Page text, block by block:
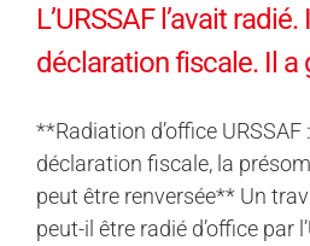
L’URSSAF l’avait
déclaration fiscale. Il a
**Radiation d’office
déclaration fiscale, la
peut être renversée** Un
peut-il être radié d’office par